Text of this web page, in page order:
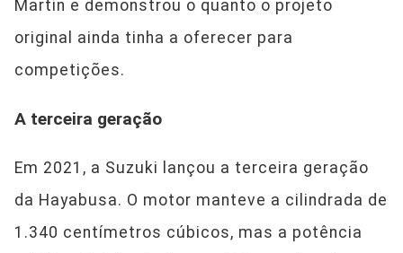
Martin e demonstrou o quanto o projeto
original ainda tinha a oferecer para
competições.
A terceira geração
Em 2021, a Suzuki lançou a terceira geração
da Hayabusa. O motor manteve a cilindrada de
1.340 centímetros cúbicos, mas a potência